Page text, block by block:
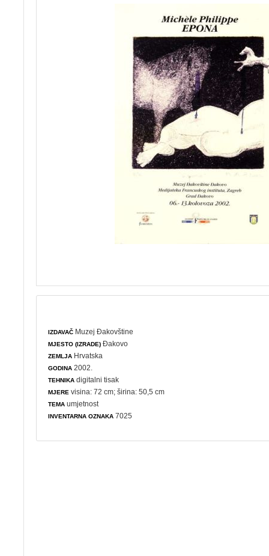
IZDAVAČ Muzej Đakovštine
MJESTO (IZRADE) Đakovo
ZEMLJA Hrvatska
GODINA 2002.
TEHNIKA digitalni tisak
MJERE visina: 72 cm; širina: 50,5 cm
TEMA umjetnost
INVENTARNA OZNAKA 7025